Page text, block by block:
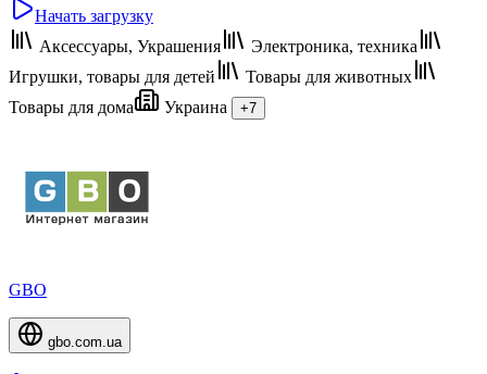
Начать загрузку
Аксессуары, Украшения
Электроника, техника
Игрушки, товары для детей
Товары для животных
Товары для дома
Украина +7
GBO
gbo.com.ua